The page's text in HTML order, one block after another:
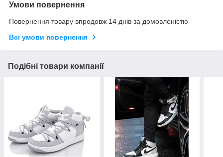
Умови повернення
Повернення товару впродовж 14 днів за домовленістю
Всі умови повернення
Подібні товари компанії